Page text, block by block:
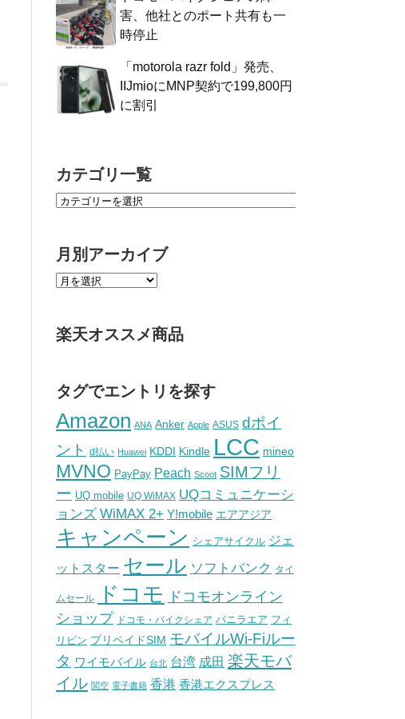
害、他社とのポート共有も一
時停止
「motorola razr fold」発売、
IIJmioにMNP契約で199,800円
に割引
カテゴリ一覧
月別アーカイブ
楽天オススメ商品
タグでエントリを探す
Amazon ANA Anker Apple ASUS dポイ
ント
d払い Huawei KDDI Kindle LCC mineo
MVNO PayPay Peach Scoot SIMフリ
ー UQ mobile UQ WiMAX UQコミュニケーシ
ョンズ WiMAX 2+ Y!mobile エアアジア
キャンペーン シェアサイクル ジェ
ットスター セール ソフトバンク タイ
ムセール ドコモ
ドコモオンライン
ショップ ドコモ・バイクシェア バニラエア フィ
リピン プリペイドSIM モバイルWi-Fiルー
タ ワイモバイル 台北 台湾 成田 楽天モバ
イル 関空 電子書籍 香港 香港エクスプレス